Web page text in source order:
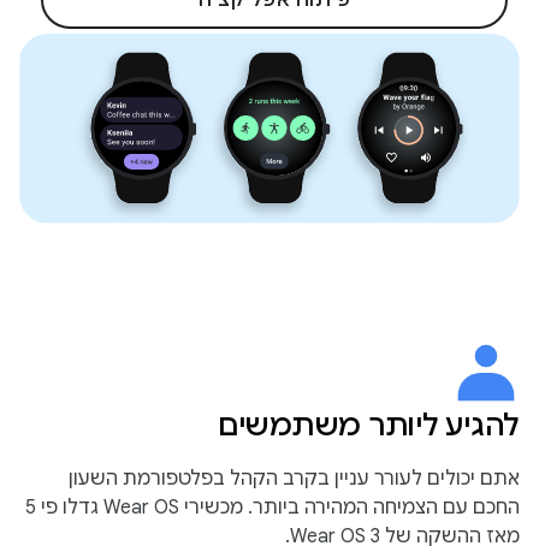
להגיע ליותר משתמשים
אתם יכולים לעורר עניין בקרב הקהל בפלטפורמת השעון
החכם עם הצמיחה המהירה ביותר. מכשירי Wear OS גדלו פי 5
מאז ההשקה של Wear OS 3.